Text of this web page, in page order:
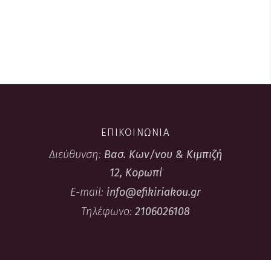
ΕΠΙΚΟΙΝΩΝΙΑ
Διεύθυνση: Βασ. Κων/νου & Κιμπιζή
12, Κορωπί
E-mail: info@efikiriakou.gr
Τηλέφωνο: 2106026108